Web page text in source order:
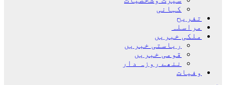
کہانی
تفریح
مراسلہ
ملکی خبریں
ریاستی خبریں
قومی خبریں
ننھے روزہ دار
وفیات